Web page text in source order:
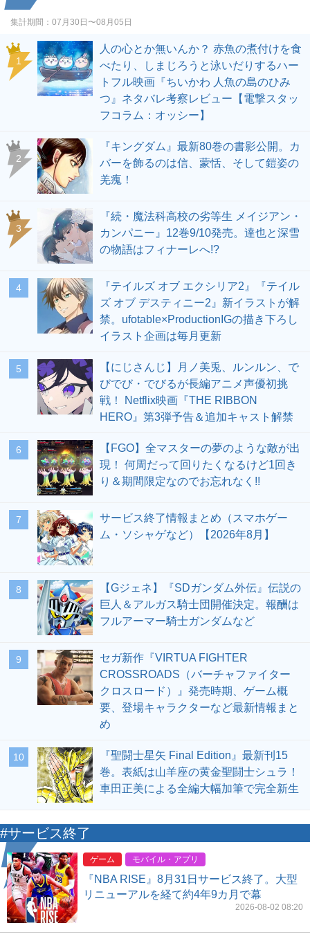
集計期間： 07月30日〜08月05日
1
人の心とか無いんか？ 赤魚の煮付けを食
べたり、しまじろうと泳いだりするハー
トフル映画『ちいかわ 人魚の島のひみ
つ』ネタバレ考察レビュー【電撃スタッ
フコラム：オッシー】
2
『キングダム』最新80巻の書影公開。カ
バーを飾るのは信、蒙恬、そして鎧姿の
羌瘣！
3
『続・魔法科高校の劣等生 メイジアン・
カンパニー』12巻9/10発売。達也と深雪
の物語はフィナーレへ!?
4
『テイルズ オブ エクシリア2』『テイル
ズ オブ デスティニー2』新イラストが解
禁。ufotable×ProductionIGの描き下ろし
イラスト企画は毎月更新
5
【にじさんじ】月ノ美兎、ルンルン、で
びでび・でびるが長編アニメ声優初挑
戦！ Netflix映画『THE RIBBON
HERO』第3弾予告＆追加キャスト解禁
6
【FGO】全マスターの夢のような敵が出
現！ 何周だって回りたくなるけど1回き
り＆期間限定なのでお忘れなく!!
7
サービス終了情報まとめ（スマホゲー
ム・ソシャゲなど）【2026年8月】
8
【Gジェネ】『SDガンダム外伝』伝説の
巨人＆アルガス騎士団開催決定。報酬は
フルアーマー騎士ガンダムなど
9
セガ新作『VIRTUA FIGHTER
CROSSROADS（バーチャファイター
クロスロード）』発売時期、ゲーム概
要、登場キャラクターなど最新情報まと
め
10
『聖闘士星矢 Final Edition』最新刊15
巻。表紙は山羊座の黄金聖闘士シュラ！
車田正美による全編大幅加筆で完全新生
#サービス終了
ゲーム モバイル・アプリ
『NBA RISE』8月31日サービス終了。大型
リニューアルを経て約4年9カ月で幕
2026-08-02 08:20